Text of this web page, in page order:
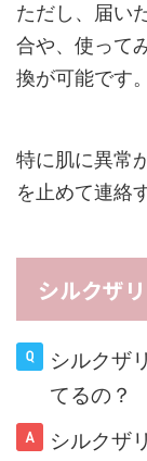
ただし、届い
合や、使って
換が可能です。
特に肌に異常
を止めて連絡
シルクザ
シルクザ
てるの？
シルクザ